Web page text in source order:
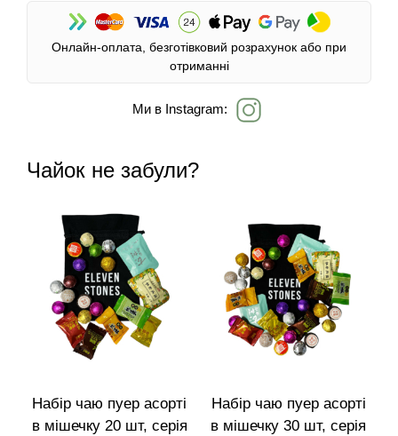
Онлайн-оплата, безготівковий розрахунок або при
отриманні
Ми в Instagram:
Чайок не забули?
Набір чаю пуер асорті
в мішечку 20 шт, серія
Набір чаю пуер асорті
в мішечку 30 шт, серія